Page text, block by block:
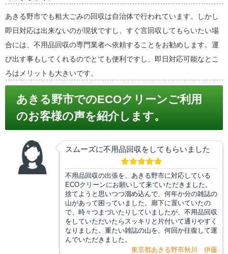
あきる野市でも粗大ごみの回収は自治体で行われています。しかし
即日対応は出来ないのが現状ですし、すぐ言回収してもらいたい場
合には、不用品回収の専門業者へ依頼することをお勧めします。運
び出す事もしてくれるのでとても便利ですし、即日対応可能なとこ
ろはメリットも大きいです。
あきる野市でのECOクリーンご利用
のお客様の声を紹介します。
スムーズに不用品回収をしてもらいました
不用品回収の出張を、あきる野市に対応している
ECOクリーンにお願いして来ていただきました。
捨てようと思いつつ溜め込んで、何年か分の雑誌の
山があって困っていました。廊下に置いていたの
で、時々つまづいたりしていましたが、不用品回収
をしていただいたらスッキリと片付いて通りやすく
なりました。重たい雑誌の山を、何回か往復して運
んでいただきました。
東京都あきる野市秋川 伊藤